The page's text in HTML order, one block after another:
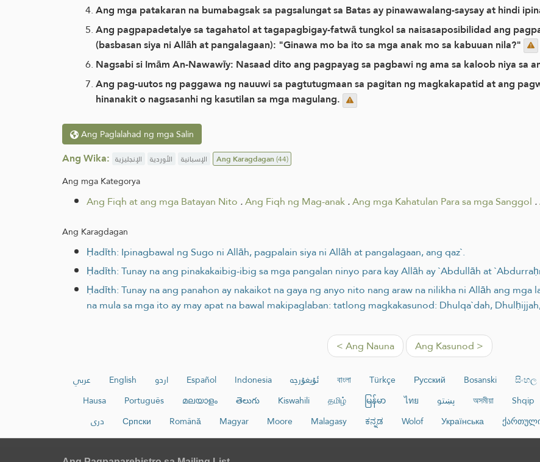
Ang mga patakaran na bumabagsak sa pagsalungat sa Batas ay pinawawalang-saysay at hindi
Ang pagpapadetalye sa tagahatol at tagapagbigay-fatwā tungkol sa naisasaposibilidad ang
(basbasan siya ni Allāh at pangalagaan): "Ginawa mo ba ito sa mga anak mo sa kabuuan nila?"
Nagsabi si Imām An-Nawawīy: Nasaad dito ang pagpayag sa pagbawi ng ama sa kaloob niya sa
Ang pag-uutos ng paggawa ng nauuwi sa pagtutugmaan sa pagitan ng magkakapatid at ang
hinanakit o nagsasanhi ng kasutilan sa mga magulang.
Ang Paglalahad ng mga Salin
Ang Wika: الإنجليزية الأوردية الإسبانية Ang Karagdagan(44)
Ang mga Kategorya
Ang Fiqh at ang mga Batayan Nito .Ang Fiqh ng Mag-anak.Ang mga Kahatulan Para sa mga Sanggol .
Ang Karagdagan
Ḥadīth: Ipinagbawal ng Sugo ni Allāh, pagpalain siya ni Allāh at pangalagaan, ang qaz`.
Ḥadīth: Tunay na ang pinakakaibig-ibig sa mga pangalan ninyo para kay Allāh ay `Abdullāh at
Ḥadīth: Tunay na ang panahon ay nakaikot na gaya ng anyo nito nang araw na nilikha ni Allāh ang
na mula sa mga ito ay may apat na bawal makipaglaban: tatlong magkakasunod: Dhulqa`dah,
< Ang Nauna Ang Kasunod >
عربي English اردو Español Indonesia ئۇيغۇرچە বাংলা Türkçe Русский Bosanski සිංහල
Hausa
Português മലയാളം తెలుగు Kiswahili தமிழ் မြန်မာ ไทย پښتو অসমীয়া Shqip
دری
Српски Română Magyar Moore Malagasy ಕನ್ನಡ Wolof Українська